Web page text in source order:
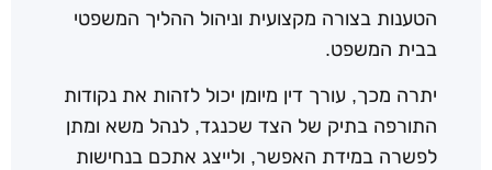
הטענות בצורה מקצועית וניהול ההליך המשפטי
בבית המשפט.
יתרה מכך, עורך דין מיומן יכול לזהות את נקודות
התורפה בתיק של הצד שכנגד, לנהל משא ומתן
לפשרה במידת האפשר, ולייצג אתכם בנחישות